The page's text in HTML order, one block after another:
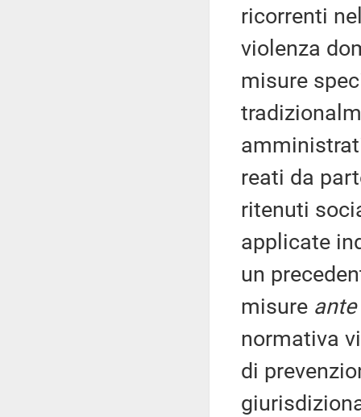
ricorrenti
violenza
misure
reati da
ritenuti
applicate
un
misure
normativa
di